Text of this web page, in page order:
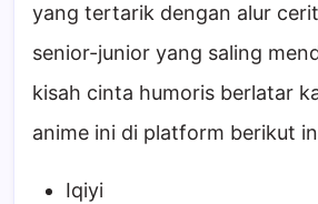
yang tertarik dengan alur
senior-junior yang saling
kisah cinta humoris berlatar
anime ini di platform berikut
Iqiyi